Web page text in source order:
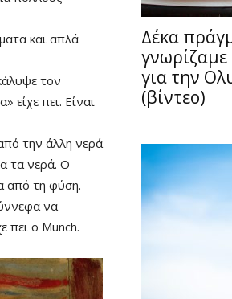
και απλά
τον
είχε πει. Είναι
την άλλη νερά
τα νερά. Ο
από τη φύση.
να
πει ο Munch.
Δέκα
για την
(βίντεο)